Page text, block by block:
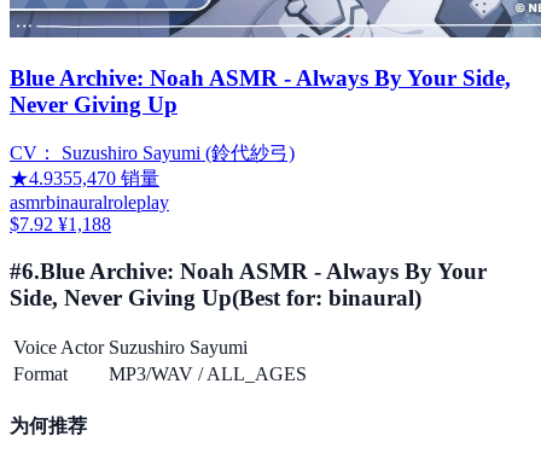
Blue Archive: Noah ASMR - Always By Your Side,
Never Giving Up
CV：
Suzushiro Sayumi (鈴代紗弓)
★4.9355,470 销量
asmrbinauralroleplay
$7.92 ¥1,188
#6.Blue Archive: Noah ASMR - Always By Your
Side, Never Giving Up(Best for: binaural)
Voice Actor Suzushiro Sayumi
Format
MP3/WAV /ALL_AGES
为何推荐